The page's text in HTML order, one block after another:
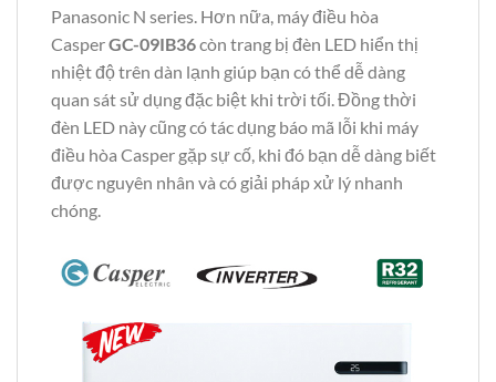
Panasonic N series. Hơn nữa, máy điều hòa
CasperGC-09IB36còn trang bị đèn LED hiển thị
nhiệt độ trên dàn lạnh giúp bạn có thể dễ dàng
quan sát sử dụng đặc biệt khi trời tối. Đồng thời
đèn LED này cũng có tác dụng báo mã lỗi khi máy
điều hòa Casper gặp sự cố, khi đó bạn dễ dàng biết
được nguyên nhân và có giải pháp xử lý nhanh
chóng.